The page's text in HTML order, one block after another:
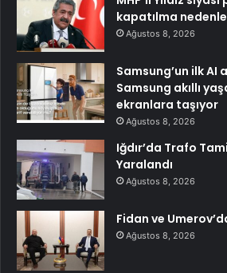
kapatılma
Ağustos 8, 2026
Samsung’un ilk AI
Samsung akıllı
ekranlara taşıyor
Ağustos 8, 2026
Iğdır’da Trafo
Yaralandı
Ağustos 8, 2026
Fidan ve
Ağustos 8, 2026